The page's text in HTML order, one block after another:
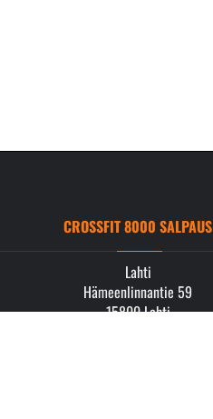
CROSSFIT 8000 SALPAUS
Lahti
Hämeenlinnantie 59
15800 Lahti